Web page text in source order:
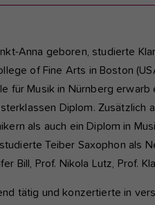
Anna geboren, studierte
of Fine Arts in Boston
für Musik in Nürnberg
Diplom. Zusätzlich
als auch ein Diplom in
Teiber Saxophon als
Bill, Prof. Nikola Lutz, Prof.
tätig und konzertierte in